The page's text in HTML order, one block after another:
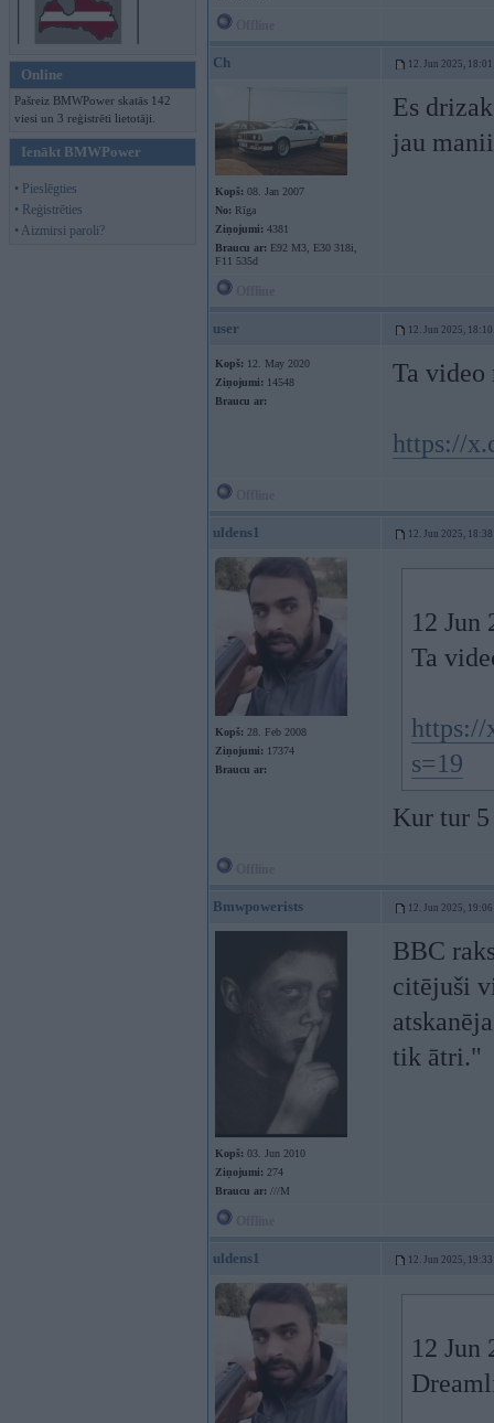
Online
Pašreiz BMWPower skatās 142
viesi un 3 reģistrēti lietotāji.
Ienākt BMWPower
• Pieslēgties
• Reģistrēties
• Aizmirsi paroli?
Ch 12. Jun 2025, 18:01
Kopš: 08. Jan 2007
No: Rīga
Ziņojumi: 4381
Braucu ar: E92 M3, E30 318i,
F11 535d
Es
jau
user 12. Jun 2025, 18:10
Kopš: 12. May 2020
Ziņojumi: 14548
Braucu ar:
Ta video
https://
uldens1 12. Jun 2025, 18:38
Kopš: 28. Feb 2008
Ziņojumi: 17374
Braucu ar:
12 Jun
Ta
https://
s=19
Kur tur
Bmwpowerists 12. Jun 2025, 19:06
Kopš: 03. Jun 2010
Ziņojumi: 274
Braucu ar: ///M
BBC
citējuši
tik ātri."
uldens1 12. Jun 2025, 19:33
12 Jun